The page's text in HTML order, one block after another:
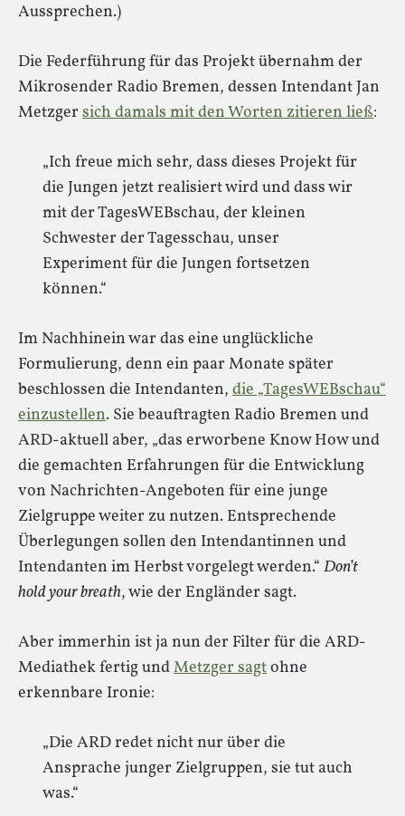
Aussprechen.)
Die Federführung für das Projekt übernahm der
Mikrosender Radio Bremen, dessen Intendant Jan
Metzger sich damals mit den Worten zitieren ließ:
„Ich freue mich sehr, dass dieses Projekt für
die Jungen jetzt realisiert wird und dass wir
mit der TagesWEBschau, der kleinen
Schwester der Tagesschau, unser
Experiment für die Jungen fortsetzen
können.“
Im Nachhinein war das eine unglückliche
Formulierung, denn ein paar Monate später
beschlossen die Intendanten, die „TagesWEBschau“
einzustellen. Sie beauftragten Radio Bremen und
ARD-aktuell aber, „das erworbene Know How und
die gemachten Erfahrungen für die Entwicklung
von Nachrichten-Angeboten für eine junge
Zielgruppe weiter zu nutzen. Entsprechende
Überlegungen sollen den Intendantinnen und
Intendanten im Herbst vorgelegt werden.“ Don’t
hold your breath, wie der Engländer sagt.
Aber immerhin ist ja nun der Filter für die ARD-
Mediathek fertig undMetzger sagtohne
erkennbare Ironie:
„Die ARD redet nicht nur über die
Ansprache junger Zielgruppen, sie tut auch
was.“